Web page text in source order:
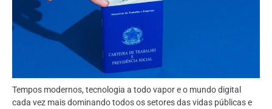
Tempos modernos, tecnologia a todo vapor e o mundo digital
cada vez mais dominando todos os setores das vidas públicas e